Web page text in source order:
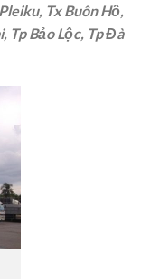
Tx Buôn Hồ,
Tp Bảo Lộc, Tp Đà